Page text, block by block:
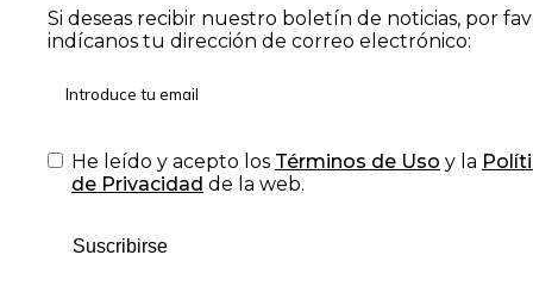
Si deseas recibir nuestro boletín de noticias, por
indícanos tu dirección de correo electrónico:
He leído y acepto los Términos de Uso y la
de Privacidad de la web.
Suscribirse